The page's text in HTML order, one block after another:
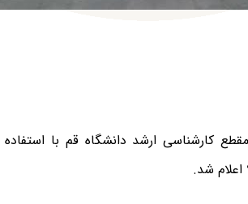
کارشناسی ارشد دانشگاه قم با